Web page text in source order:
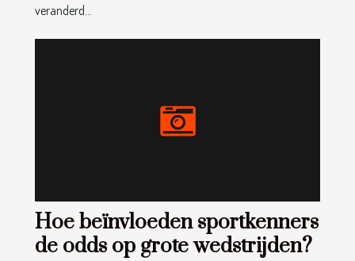
Hoe beïnvloeden sportkenners
de odds op grote wedstrijden?
veranderd...